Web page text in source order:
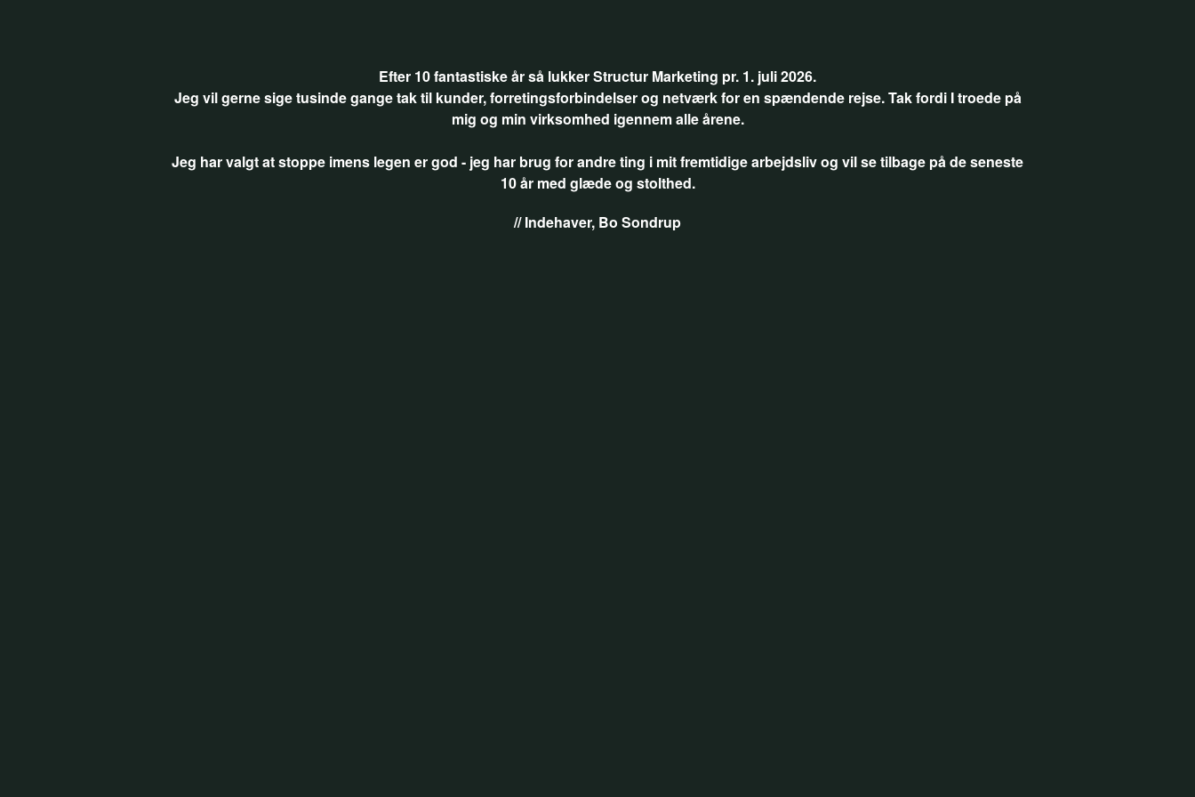
Efter 10 fantastiske år så lukker Structur Marketing pr. 1. juli 2026.
Jeg vil gerne sige tusinde gange tak til kunder, forretingsforbindelser og netværk for en spændende rejse. Tak fordi I troede på
mig og min virksomhed igennem alle årene.
Jeg har valgt at stoppe imens legen er god - jeg har brug for andre ting i mit fremtidige arbejdsliv og vil se tilbage på de seneste
10 år med glæde og stolthed.
// Indehaver, Bo Sondrup